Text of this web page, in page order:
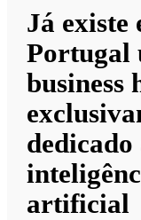
Já existe
Portugal
business
dedicado
artificial